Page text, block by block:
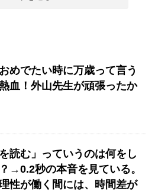
めでたい時に万歳って言う
血！外山先生が頑張ったか
を読む」っていうのは何をし
→0.2秒の本音を見ている。
性が働く間には、時間差が